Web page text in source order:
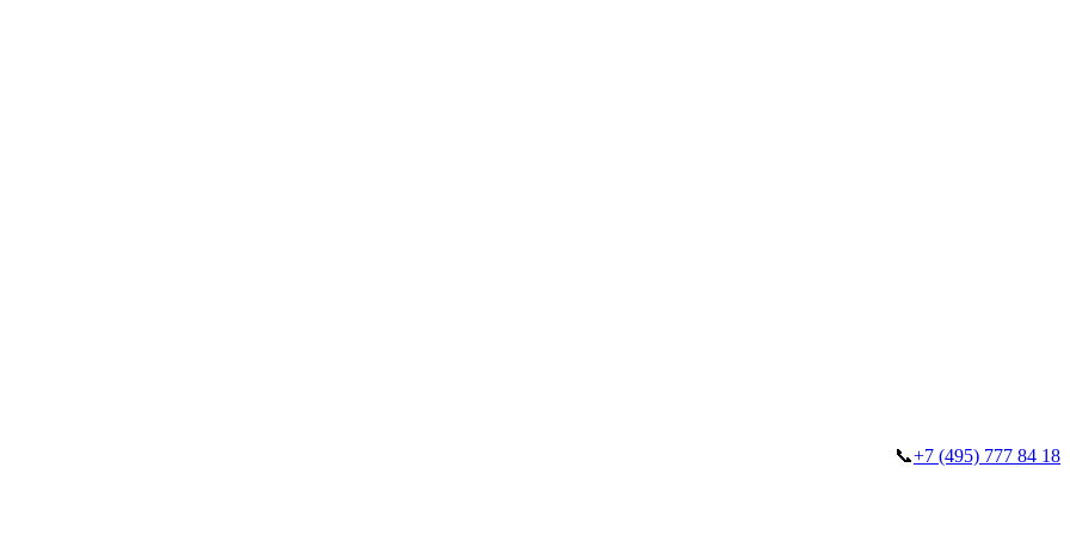
📞+7 (495) 777 84 18